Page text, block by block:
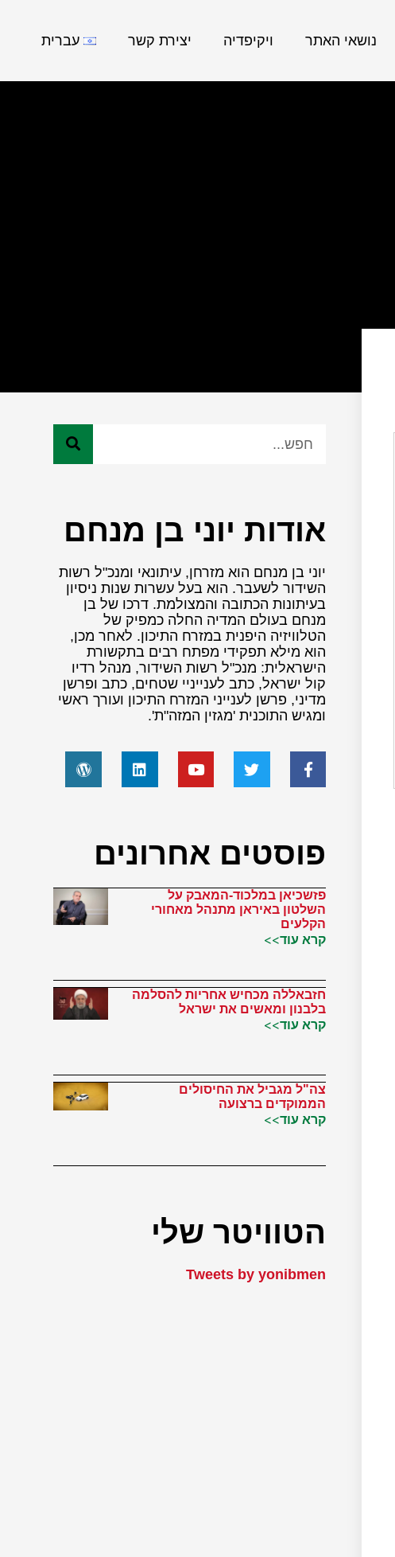
נושאי האתר ויקיפדיה יצירת קשר עברית
אודות יוני בן מנחם
יוני בן מנחם הוא מזרחן, עיתונאי ומנכ"ל רשות
השידור לשעבר. הוא בעל עשרות שנות ניסיון
בעיתונות הכתובה והמצולמת. דרכו של בן
מנחם בעולם המדיה החלה כמפיק של
הטלוויזיה היפנית במזרח התיכון. לאחר מכן,
הוא מילא תפקידי מפתח רבים בתקשורת
הישראלית: מנכ"ל רשות השידור, מנהל רדיו
קול ישראל, כתב לענייניי שטחים, כתב ופרשן
מדיני, פרשן לענייני המזרח התיכון ועורך ראשי
ומגיש התוכנית 'מגזין המזה"ת'.
פוסטים אחרונים
פזשכיאן במלכוד-המאבק על
השלטון באיראן מתנהל מאחורי
הקלעים
קרא עוד>>
חזבאללה מכחיש אחריות להסלמה
בלבנון ומאשים את ישראל
קרא עוד>>
צה"ל מגביל את החיסולים
הממוקדים ברצועה
קרא עוד>>
הטוויטר שלי
Tweets by yonibmen